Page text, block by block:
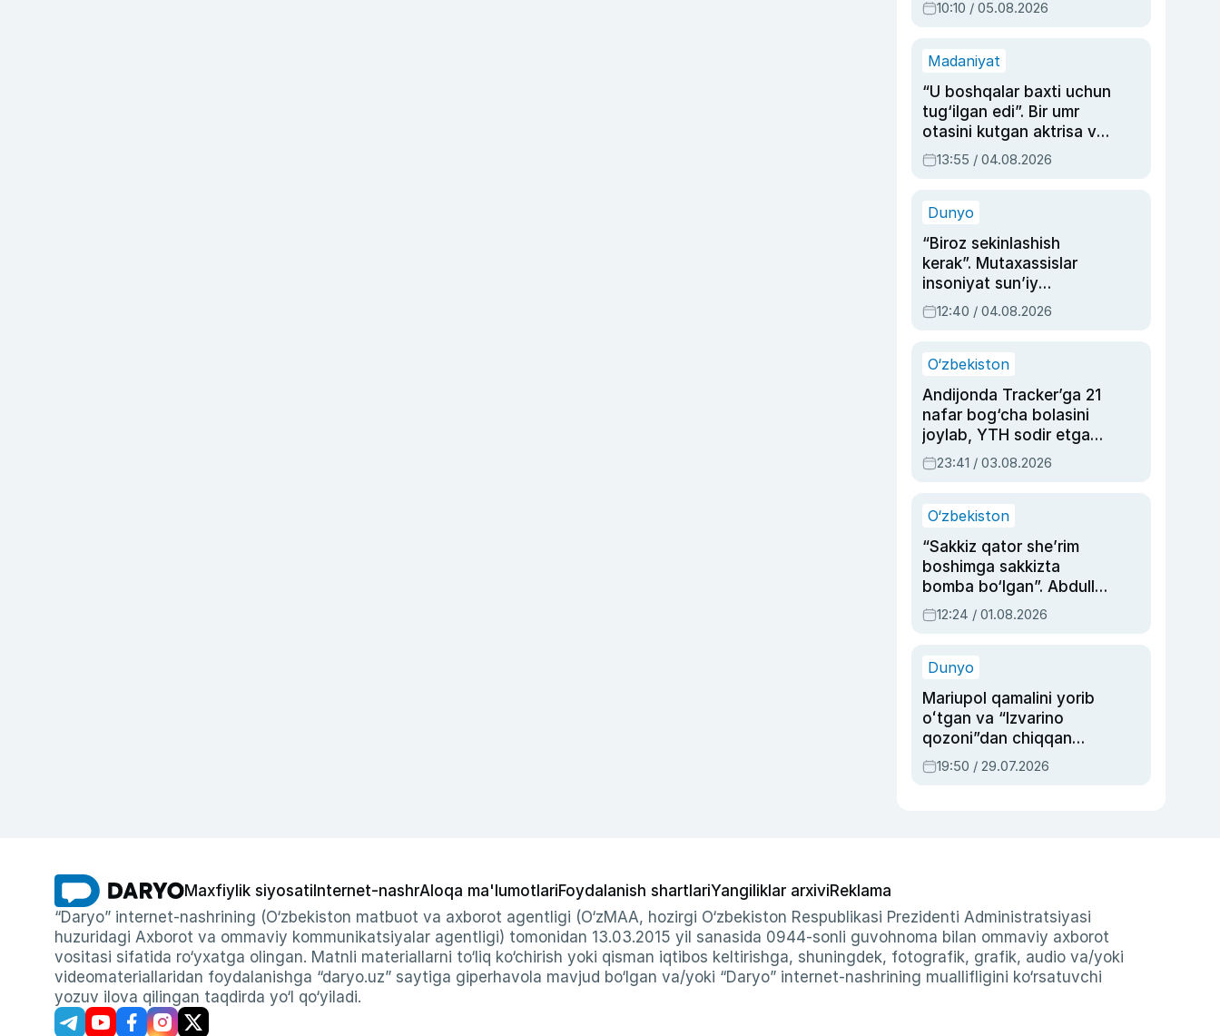
10:10 / 05.08.2026
Madaniyat
“U boshqalar baxti uchun
tug‘ilgan edi”. Bir umr
otasini kutgan aktrisa va
dublyaj ustasi Rimma
Ahmedovaning
13:55 / 04.08.2026
Dunyo
“Biroz sekinlashish
kerak”. Mutaxassislar
insoniyat sun’iy
intellektni boshqara
olmay qolishidan xavotir
12:40 / 04.08.2026
O‘zbekiston
Andijonda Tracker’ga 21
nafar bog‘cha bolasini
joylab, YTH sodir etgan
ayolga sud hukmi o‘qildi
23:41 / 03.08.2026
O‘zbekiston
“Sakkiz qator she’rim
boshimga sakkizta
bomba bo‘lgan”. Abdulla
Oripovni siyosiy
ayblovlardan asrab
12:24 / 01.08.2026
Dunyo
Mariupol qamalini yorib
oʻtgan va “Izvarino
qozoni”dan chiqqan
qahramon — Ukraina
armiyasi bosh
19:50 / 29.07.2026
Maxfiylik siyosati Internet-nashrAloqa ma'lumotlariFoydalanish shartlariYangiliklar arxiviReklama
“Daryo” internet-nashrining (O‘zbekiston matbuot va axborot agentligi (O‘zMAA, hozirgi O‘zbekiston Respublikasi Prezidenti Administratsiyasi
huzuridagi Axborot va ommaviy kommunikatsiyalar agentligi) tomonidan 13.03.2015 yil sanasida 0944-sonli guvohnoma bilan ommaviy axborot
vositasi sifatida ro‘yxatga olingan. Matnli materiallarni to‘liq ko‘chirish yoki qisman iqtibos keltirishga, shuningdek, fotografik, grafik, audio va/yoki
videomateriallaridan foydalanishga “daryo.uz” saytiga giperhavola mavjud bo‘lgan va/yoki “Daryo” internet-nashrining muallifligini ko‘rsatuvchi
yozuv ilova qilingan taqdirda yo‘l qo‘yiladi.